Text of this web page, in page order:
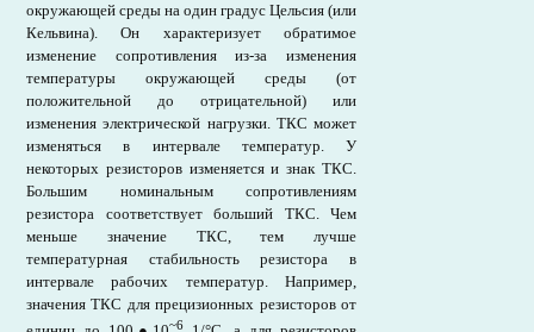
окружающей среды на один градус Цельсия (или
Кельвина). Он характеризует обратимое
изменение сопротивления из-за изменения
температуры окружающей среды (от
положительной до отрицательной) или
изменения электрической нагрузки. ТКС может
изменяться в интервале температур. У
некоторых резисторов изменяется и знак ТКС.
Большим номинальным сопротивлениям
резистора соответствует больший ТКС. Чем
меньше значение ТКС, тем лучше
температурная стабильность резистора в
интервале рабочих температур. Например,
значения ТКС для прецизионных резисторов от
~6